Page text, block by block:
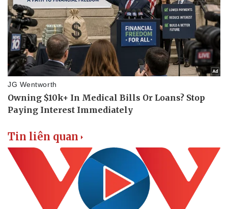
Bóng đá
Lịch thi đấu bóng đá
Thế giới thể thao
eSports
Hậu trường
Ô tô
Xe máy
Tư vấn
Tin liên quan